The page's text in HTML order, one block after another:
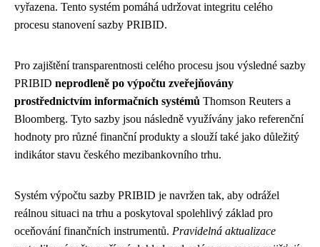
vyřazena. Tento systém pomáhá udržovat integritu celého
procesu stanovení sazby PRIBID.
Pro zajištění transparentnosti celého procesu jsou výsledné sazby
PRIBID neprodleně po výpočtu zveřejňovány
prostřednictvím informačních systémů Thomson Reuters a
Bloomberg. Tyto sazby jsou následně využívány jako referenční
hodnoty pro různé finanční produkty a slouží také jako důležitý
indikátor stavu českého mezibankovního trhu.
Systém výpočtu sazby PRIBID je navržen tak, aby odrážel
reálnou situaci na trhu a poskytoval spolehlivý základ pro
oceňování finančních instrumentů. Pravidelná aktualizace